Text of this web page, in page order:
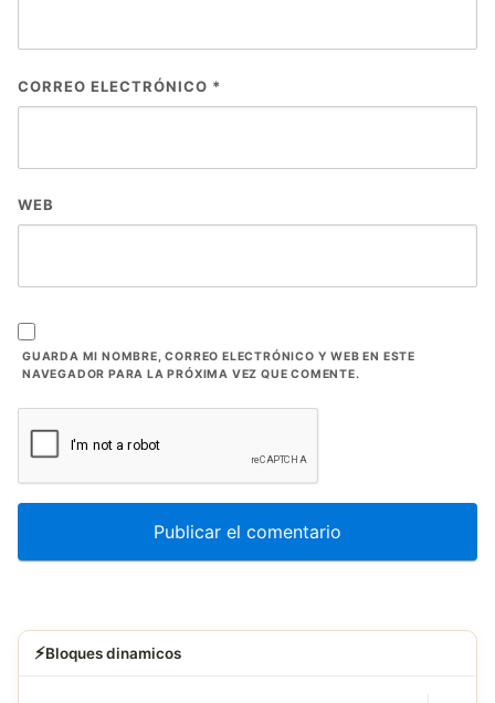
CORREO ELECTRÓNICO *
WEB
GUARDA MI NOMBRE, CORREO ELECTRÓNICO Y WEB EN ESTE
NAVEGADOR PARA LA PRÓXIMA VEZ QUE COMENTE.
⚡Bloques dinamicos